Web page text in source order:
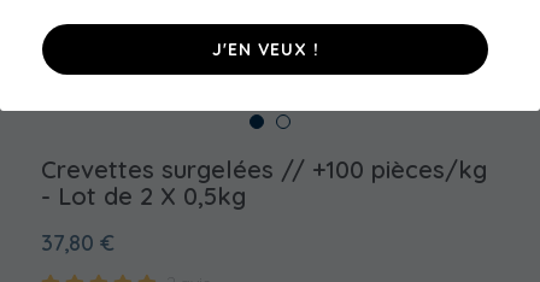
Restaurants
Acheter en direct
Crevettes surgelées // +100 pièces/kg
- Lot de 2 X 0,5kg
37,80 €
J'EN VEUX !